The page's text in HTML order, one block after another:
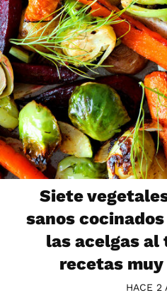
Siete
sanos
las acelgas al
recetas
HACE 2